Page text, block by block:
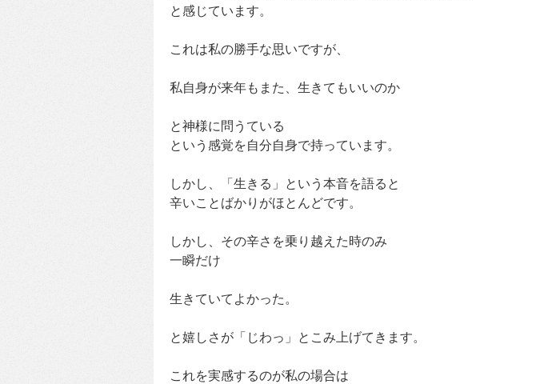
と感じています。
これは私の勝手な思いですが、
私自身が来年もまた、生きてもいいのか
と神様に問うている
という感覚を自分自身で持っています。
しかし、「生きる」という本音を語ると
辛いことばかりがほとんどです。
しかし、その辛さを乗り越えた時のみ
一瞬だけ
生きていてよかった。
と嬉しさが「じわっ」とこみ上げてきます。
これを実感するのが私の場合は